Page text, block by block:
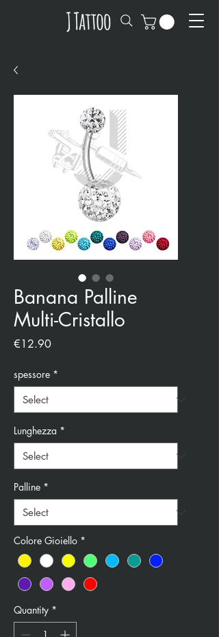
Banana Palline
Multi-Cristallo
€12.90Price
spessore *
Lunghezza *
Palline *
Colore Gioiello *
Quantity *